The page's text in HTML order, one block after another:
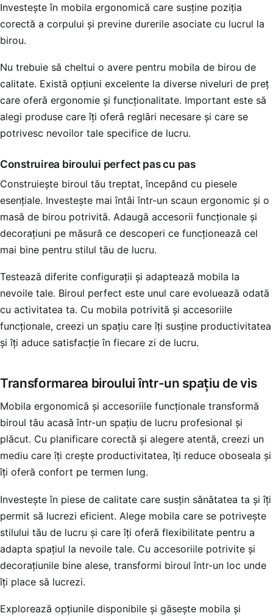
Investește în mobila ergonomică care susține poziția
corectă a corpului și previne durerile asociate cu lucrul la
birou.
Nu trebuie să cheltui o avere pentru mobila de birou de
calitate. Există opțiuni excelente la diverse niveluri de preț
care oferă ergonomie și funcționalitate. Important este să
alegi produse care îți oferă reglări necesare și care se
potrivesc nevoilor tale specifice de lucru.
Construirea biroului perfect pas cu pas
Construiește biroul tău treptat, începând cu piesele
esențiale. Investește mai întâi într-un scaun ergonomic și o
masă de birou potrivită. Adaugă accesorii funcționale și
decorațiuni pe măsură ce descoperi ce funcționează cel
mai bine pentru stilul tău de lucru.
Testează diferite configurații și adaptează mobila la
nevoile tale. Biroul perfect este unul care evoluează odată
cu activitatea ta. Cu mobila potrivită și accesoriile
funcționale, creezi un spațiu care îți susține productivitatea
și îți aduce satisfacție în fiecare zi de lucru.
Transformarea biroului într-un spațiu de vis
Mobila ergonomică și accesoriile funcționale transformă
biroul tău acasă într-un spațiu de lucru profesional și
plăcut. Cu planificare corectă și alegere atentă, creezi un
mediu care îți crește productivitatea, îți reduce oboseala și
îți oferă confort pe termen lung.
Investește în piese de calitate care susțin sănătatea ta și îți
permit să lucrezi eficient. Alege mobila care se potrivește
stilului tău de lucru și care îți oferă flexibilitate pentru a
adapta spațiul la nevoile tale. Cu accesoriile potrivite și
decorațiunile bine alese, transformi biroul într-un loc unde
îți place să lucrezi.
Explorează opțiunile disponibile și găsește mobila și